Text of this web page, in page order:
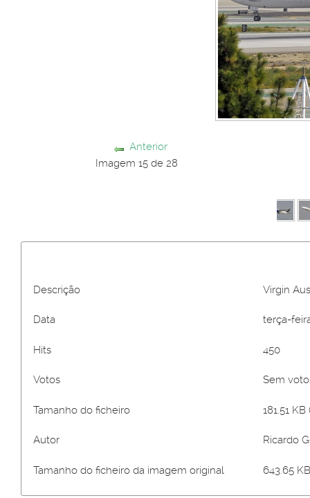
Anterior
Imagem 15 de 28
Descrição Virgin
Data terça-
Hits 450
Votos Sem
Tamanho do ficheiro 181.51
Autor Ricardo
Tamanho do ficheiro da imagem original 643.65